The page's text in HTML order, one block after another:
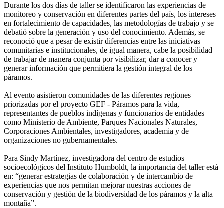
Durante los dos días de taller se identificaron las experiencias de
monitoreo y conservación en diferentes partes del país, los intereses
en fortalecimiento de capacidades, las metodologías de trabajo y se
debatió sobre la generación y uso del conocimiento. Además, se
reconoció que a pesar de existir diferencias entre las iniciativas
comunitarias e institucionales, de igual manera, cabe la posibilidad
de trabajar de manera conjunta por visibilizar, dar a conocer y
generar información que permitiera la gestión integral de los
páramos.
Al evento asistieron comunidades de las diferentes regiones
priorizadas por el proyecto GEF - Páramos para la vida,
representantes de pueblos indígenas y funcionarios de entidades
como Ministerio de Ambiente, Parques Nacionales Naturales,
Corporaciones Ambientales, investigadores, academia y de
organizaciones no gubernamentales.
Para Sindy Martínez, investigadora del centro de estudios
socioecológicos del Instituto Humboldt, la importancia del taller está
en: “generar estrategias de colaboración y de intercambio de
experiencias que nos permitan mejorar nuestras acciones de
conservación y gestión de la biodiversidad de los páramos y la alta
montaña”.